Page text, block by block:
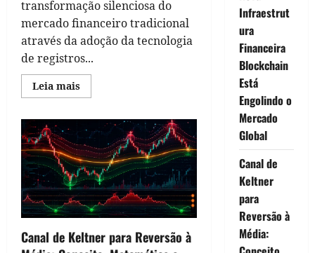
transformação silenciosa do
mercado financeiro tradicional
através da adoção da tecnologia
de registros...
Leia maisRead
more
Nova
Infraestrutura
Financeira
Blockchain
Está
Engolindo
o
Mercado
Global
Canal de Keltner para Reversão à
Infraestrut
ura
Financeira
Blockchain
Está
Engolindo o
Mercado
Global
Canal de
Keltner
para
Reversão à
Média: